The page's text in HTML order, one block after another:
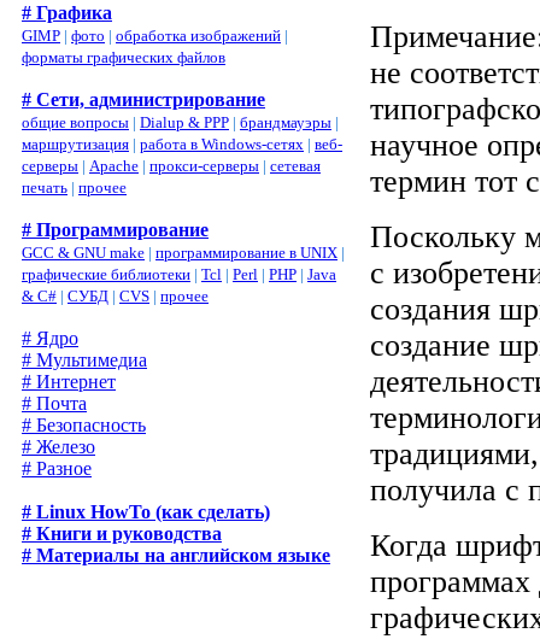
# Графика
GIMP | фото | обработка изображений |
форматы графических файлов
# Сети, администрирование
общие вопросы | Dialup & PPP | брандмауэры |
маршрутизация | работа в Windows-сетях | веб-
серверы | Apache | прокси-серверы | сетевая
печать | прочее
# Программирование
GCC & GNU make | программирование в UNIX |
графические библиотеки | Tcl | Perl | PHP | Java
& C# | СУБД | CVS | прочее
# Ядро
# Мультимедиа
# Интернет
# Почта
# Безопасность
# Железо
# Разное
# Linux HowTo (как сделать)
# Книги и руководства
# Материалы на английском языке
не
научное
термин тот
Поскольку
с
создания
создание
получила с
Когда
программах